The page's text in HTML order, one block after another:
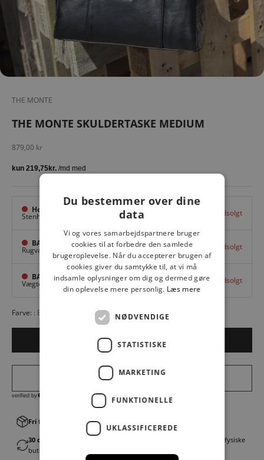
THE MONTE
THE MONTE SKULDERTASKE MEDIUM
Salgspris
879,00 kr
Hovedlager
Stenhuggervej 10, Udsolgt
BAGGI Tarup Center
Rugvang 36, Odense NV Udsolgt
BAGGI Nyborg
Vægtergade 1, Nyborg Udsolgt
Farve: BLACK
Udsolgt
Fri fragt v. køb over 499,00 kr.
30 dages fortrydelsesret
│Byt eller returner gratis i en af vores fysiske
butikker
Du bestemmer over dine
data
Vi og vores samarbejdspartnere bruger
cookies til at forbedre den samlede
brugeroplevelse. Når du accepterer brugen af
cookies giver du samtykke til, at vi må
indsamle oplysninger om dig og dermed gøre
din oplevelse mere personlig. Læs mere
NØDVENDIGE
STATISTISKE
MARKETING
FUNKTIONELLE
UKLASSIFICEREDE